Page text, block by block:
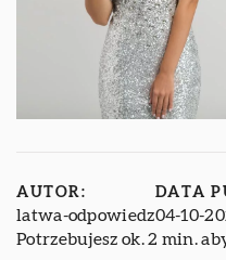
AUTOR:
latwa-odpowiedz
DATA
04-10-
Potrzebujesz ok. 2 min.